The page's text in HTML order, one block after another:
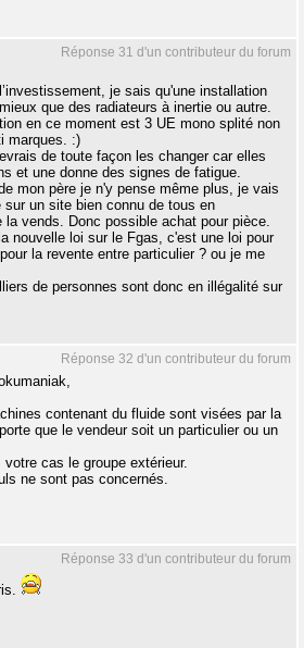
Réponse 31 d'un contributeur du forum
je sais qu'une installation
que des radiateurs à inertie ou autre.
en ce moment est 3 UE mono splité non
marques. :)
de toute façon les changer car elles
et une donne des signes de fatigue.
mon père je n'y pense même plus, je vais
un site bien connu de tous en
la vends. Donc possible achat pour pièce.
nouvelle loi sur le Fgas, c'est une loi pour
la revente entre particulier ? ou je me
de personnes sont donc en illégalité sur
Réponse 32 d'un contributeur du forum
contenant du fluide sont visées par la
que le vendeur soit un particulier ou un
votre cas le groupe extérieur.
ne sont pas concernés.
Réponse 33 d'un contributeur du forum